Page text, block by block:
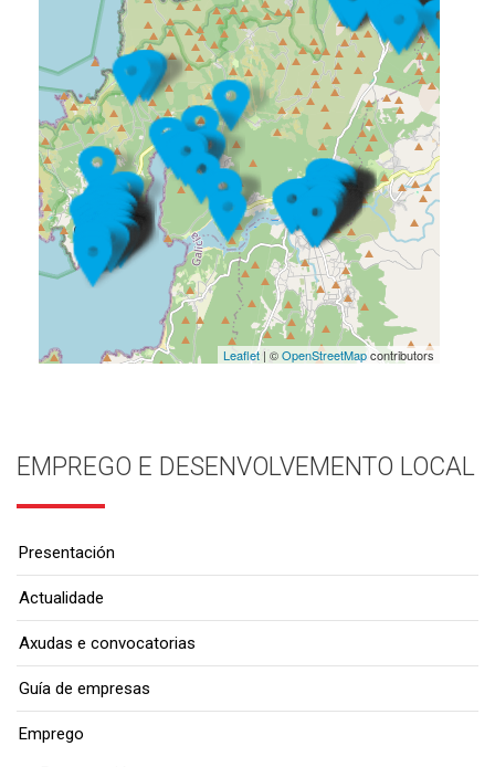
Leaflet| ©OpenStreetMapcontributors
EMPREGO E DESENVOLVEMENTO LOCAL
Presentación
Actualidade
Axudas e convocatorias
Guía de empresas
Emprego